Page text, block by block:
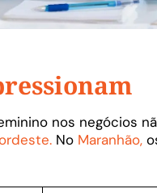
nos negócios
No Maranhão,